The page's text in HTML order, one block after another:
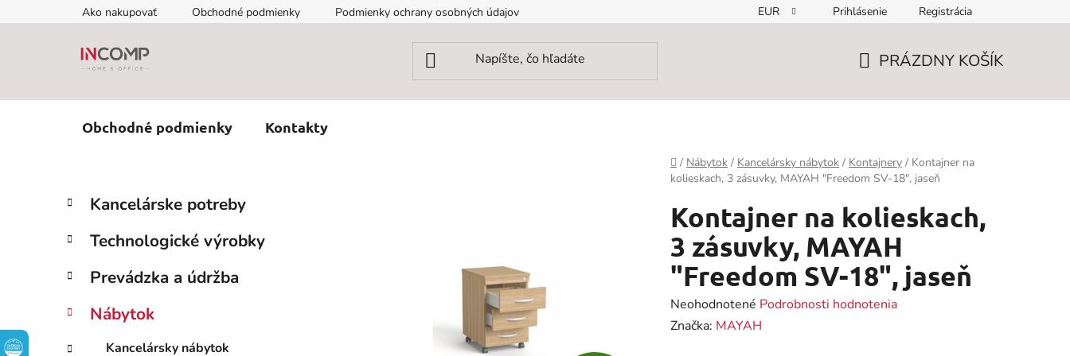
na
Ako nakupovať Obchodné podmienky Podmienky ochrany osobných údajov EUR Prihlásenie Registrácia
PRÁZDNY KOŠÍK
Obchodné podmienky Kontakty
Domov
/ Nábytok / Kancelársky nábytok / Kontajnery / Kontajner na
kolieskach, 3 zásuvky, MAYAH "Freedom SV-18", jaseň
B
č
ý
a
n
Preskočiť
kategórie
K
a
e
ó
i
Kancelárske potreby
Technologické výrobky
Prevádzka a údržba
Nábytok
Kancelársky nábytok
Kontajner na kolieskach,
3 zásuvky, MAYAH
"Freedom SV-18", jaseň
Priemerné
hodnotenie
Neohodnotené Podrobnosti hodnotenia
Značka: MAYAH